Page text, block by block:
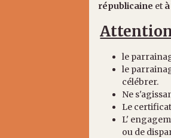
républicaine et
le
le
célébrer.
Ne
Le
L'
ou de